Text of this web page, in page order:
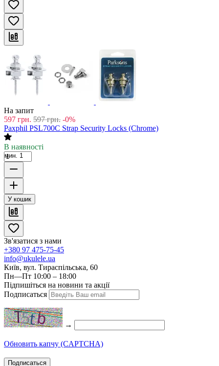
На запит
597 грн. 597 грн. -0%
Paxphil PSL700C Strap Security Locks (Chrome)
В наявності
мин. 1
У кошик
Зв'язатися з нами
+380 97 475-75-45
info@ukulele.ua
Київ, вул. Тираспільська, 60
Пн—Пт 10:00 – 18:00
Підпишіться на новини та акції
Подписаться
→
Обновить капчу (CAPTCHA)
Подписаться